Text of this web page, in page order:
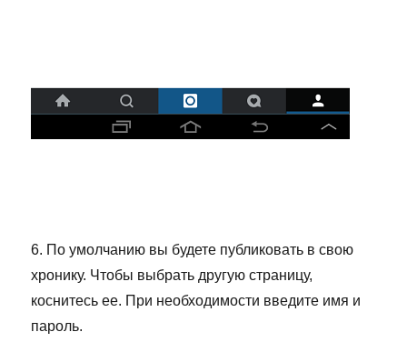
6. По умолчанию вы будете публиковать в свою
хронику. Чтобы выбрать другую страницу,
коснитесь ее. При необходимости введите имя и
пароль.